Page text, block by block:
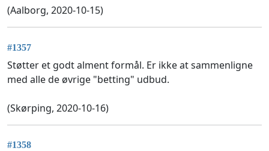
(Aalborg, 2020-10-15)
#1357
Støtter et godt alment formål. Er ikke at sammenligne
med alle de øvrige "betting" udbud.
(Skørping, 2020-10-16)
#1358